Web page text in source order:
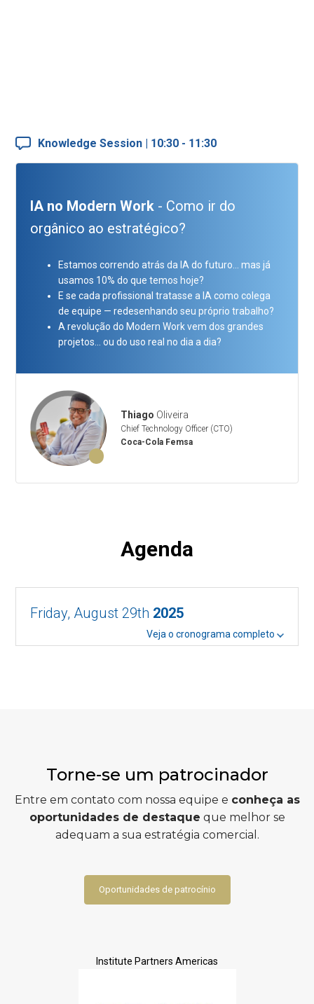
Knowledge Session | 10:30 - 11:30
IA no Modern Work - Como ir do
orgânico ao estratégico?
Estamos correndo atrás da IA do futuro... mas já
usamos 10% do que temos hoje?
E se cada profissional tratasse a IA como colega
de equipe — redesenhando seu próprio trabalho?
A revolução do Modern Work vem dos grandes
projetos... ou do uso real no dia a dia?
Thiago Oliveira
Chief Technology Officer (CTO)
Coca-Cola Femsa
Agenda
Friday, August 29th 2025
Veja o cronograma completo
Torne-se um patrocinador
Entre em contato com nossa equipe e conheça as
oportunidades de destaque que melhor se
adequam a sua estratégia comercial.
Oportunidades de patrocínio
Institute Partners Americas